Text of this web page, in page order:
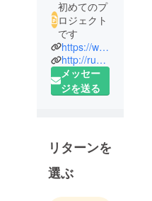
初めてのプ
ロジェクト
です
https://www.instagram.com/run.unlim/
http://run-unlim.com/
メッセー
ジを送る
リターンを
選ぶ